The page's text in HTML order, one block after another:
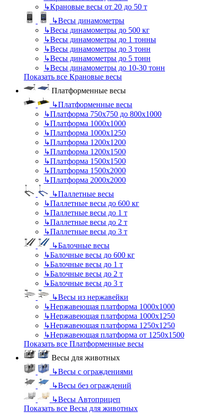
↳Крановые весы от 20 до 50 т
↳Весы динамометры
↳Весы динамометры до 500 кг
↳Весы динамометры до 1 тонны
↳Весы динамометры до 3 тонн
↳Весы динамометры до 5 тонн
↳Весы динамометры до 10-30 тонн
Показать все Крановые весы
Платформенные весы
↳Платформенные весы
↳Платформа 750х750 до 800х1000
↳Платформа 1000х1000
↳Платформа 1000х1250
↳Платформа 1200х1200
↳Платформа 1200х1500
↳Платформа 1500х1500
↳Платформа 1500х2000
↳Платформа 2000х2000
↳Паллетные весы
↳Паллетные весы до 600 кг
↳Паллетные весы до 1 т
↳Паллетные весы до 2 т
↳Паллетные весы до 3 т
↳Балочные весы
↳Балочные весы до 600 кг
↳Балочные весы до 1 т
↳Балочные весы до 2 т
↳Балочные весы до 3 т
↳Весы из нержавейки
↳Нержавеющая платформа 1000х1000
↳Нержавеющая платформа 1000х1250
↳Нержавеющая платформа 1250х1250
↳Нержавеющая платформа от 1250х1500
Показать все Платформенные весы
Весы для животных
↳Весы с ограждениями
↳Весы без ограждений
↳Весы Автоприцеп
Показать все Весы для животных